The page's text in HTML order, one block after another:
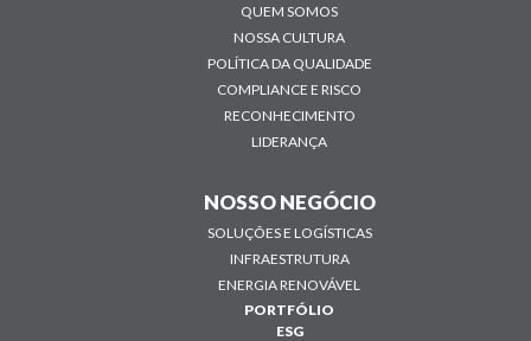
QUEM SOMOS
NOSSA CULTURA
POLÍTICA DA QUALIDADE
COMPLIANCE E RISCO
RECONHECIMENTO
LIDERANÇA
NOSSO NEGÓCIO
SOLUÇÕES E LOGÍSTICAS
INFRAESTRUTURA
ENERGIA RENOVÁVEL
PORTFÓLIO
ESG